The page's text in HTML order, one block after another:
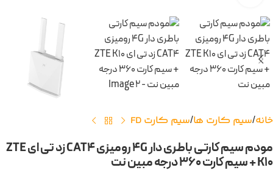
خانه سیم کارت ها سیم کارت FD
مودم سیم کارتی باطری دار 4G رومیزی CAT4 زد تی ای ZTE
K10 + سیم کارت 360 درجه مبین نت